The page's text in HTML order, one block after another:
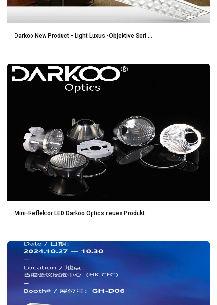
Darkoo New Product - Light Luxus -Objektive Seri ...
Mini-Reflektor LED Darkoo Optics neues Produkt